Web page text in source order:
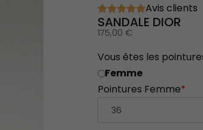
Avis clients
SANDALE DIOR
175,00 €
Vous êtes les
Femme
*
Pointures Femme